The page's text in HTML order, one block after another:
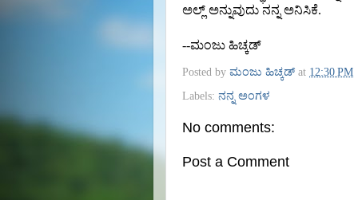
ಅಲ್ಲ್ ಅನ್ನುವುದು ನನ್ನ ಅನಿಸಿಕೆ.
--ಮಂಜು ಹಿಚ್ಕಡ್
Posted by ಮಂಜು ಹಿಚ್ಕಡ್ at 12:30 PM
Labels: ನನ್ನ ಅಂಗಳ
No comments:
Post a Comment